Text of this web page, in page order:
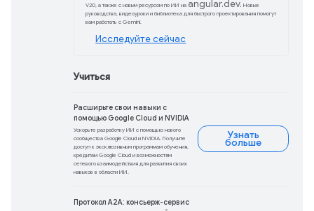
Обновления
Android Studio